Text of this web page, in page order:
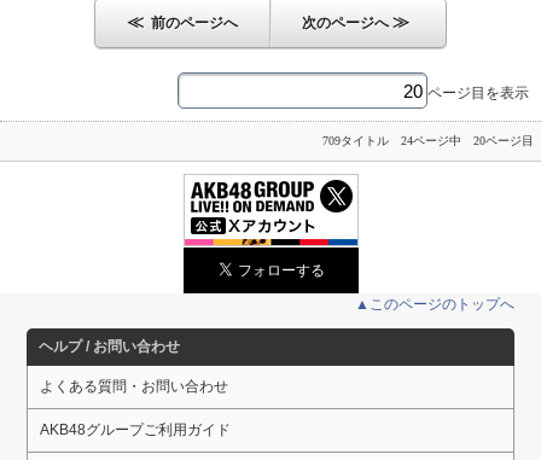
≪ 前のページへ 次のページへ≫
ページ目を表示
709タイトル 24ページ中 20ページ目
▲このページのトップへ
ヘルプ / お問い合わせ
よくある質問・お問い合わせ
AKB48グループご利用ガイド